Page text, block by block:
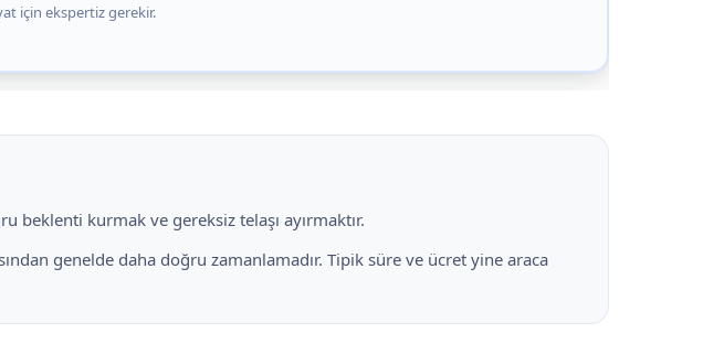
için ekspertiz gerekir.
kurmak ve gereksiz telaşı ayırmaktır.
genelde daha doğru zamanlamadır. Tipik süre ve ücret yine araca